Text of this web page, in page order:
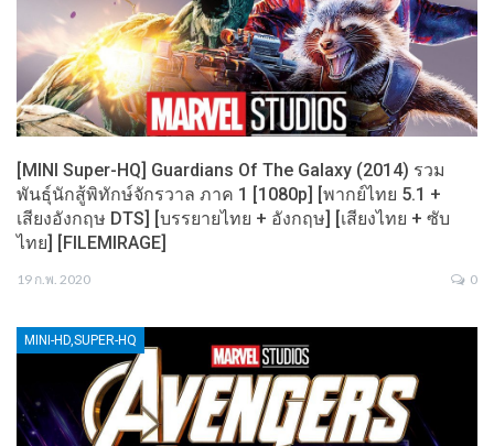
[MINI Super-HQ] Guardians Of The Galaxy (2014) รวม
พันธุ์นักสู้พิทักษ์จักรวาล ภาค 1 [1080p] [พากย์ไทย 5.1 +
เสียงอังกฤษ DTS] [บรรยายไทย + อังกฤษ] [เสียงไทย + ซับ
ไทย] [FILEMIRAGE]
19 ก.พ. 2020 0
MINI-HD,SUPER-HQ